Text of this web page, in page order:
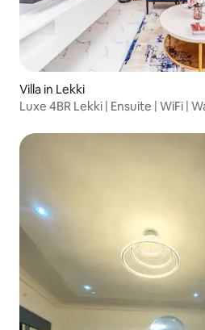
Villa in Lekki
Luxe 4BR Lekki | Ensuite | WiFi |